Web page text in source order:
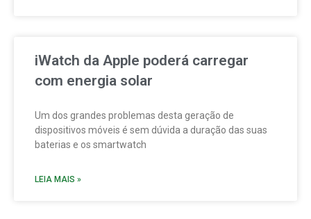
iWatch da Apple poderá carregar
com energia solar
Um dos grandes problemas desta geração de
dispositivos móveis é sem dúvida a duração das suas
baterias e os smartwatch
LEIA MAIS »